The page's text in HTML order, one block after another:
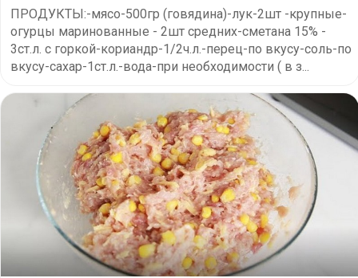
ПРОДУКТЫ:-мясо-500гр (говядина)-лук-2шт -крупные-
огурцы маринованные - 2шт средних-сметана 15% -
3ст.л. с горкой-кориандр-1/2ч.л.-перец-по вкусу-соль-по
вкусу-сахар-1ст.л.-вода-при необходимости ( в з...